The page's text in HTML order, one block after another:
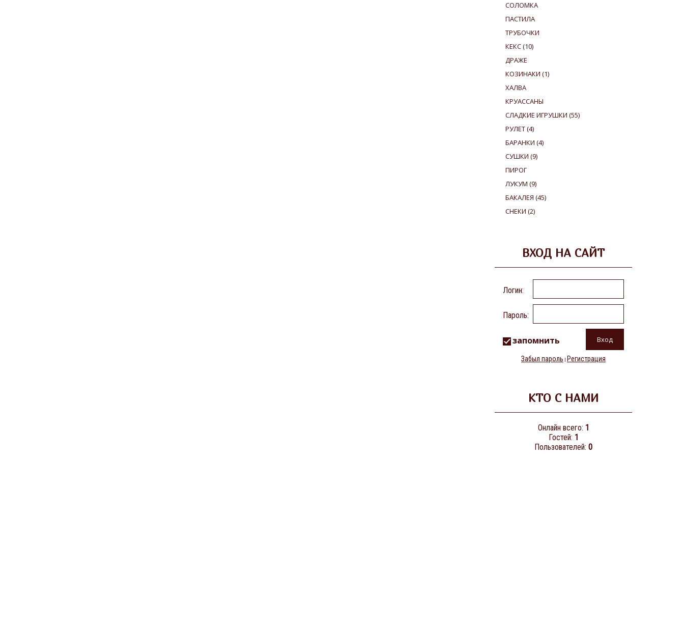
СОЛОМКА
ПАСТИЛА
ТРУБОЧКИ
КЕКС(10)
ДРАЖЕ
КОЗИНАКИ (1)
ХАЛВА
КРУАССАНЫ
СЛАДКИЕ ИГРУШКИ (55)
РУЛЕТ(4)
БАРАНКИ (4)
СУШКИ (9)
ПИРОГ
ЛУКУМ (9)
БАКАЛЕЯ (45)
СНЕКИ (2)
ВХОД НА САЙТ
Логин:
Пароль:
запомнить
Забыл пароль | Регистрация
КТО С НАМИ
Онлайн всего: 1
Гостей: 1
Пользователей: 0